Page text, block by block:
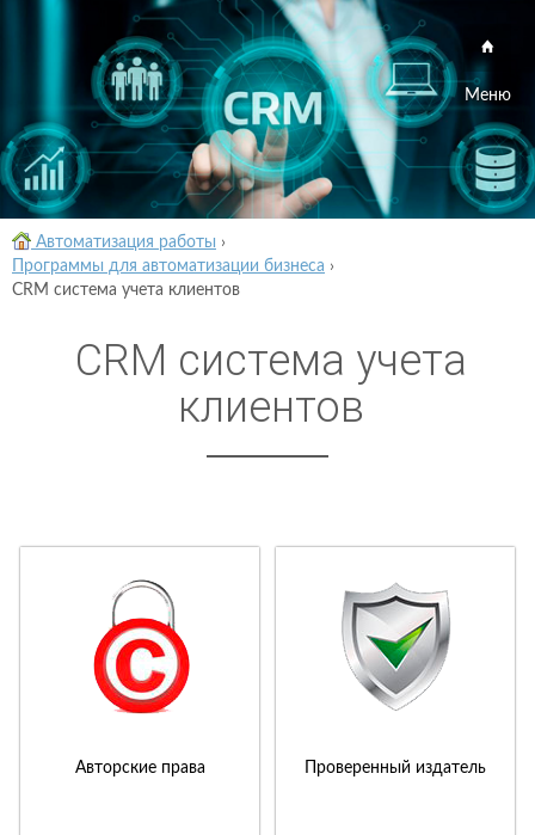
Меню
Автоматизация работы ›
Программы для автоматизации бизнеса ›
CRM система учета клиентов
CRM система учета
клиентов
Авторские права Проверенный издатель